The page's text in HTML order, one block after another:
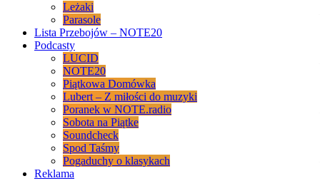
Leżaki
Parasole
Lista Przebojów – NOTE20
Podcasty
LUCID
NOTE20
Piątkowa Domówka
Lubert – Z miłości do muzyki
Poranek w NOTE.radio
Sobota na Piątke
Soundcheck
Spod Taśmy
Pogaduchy o klasykach
Reklama